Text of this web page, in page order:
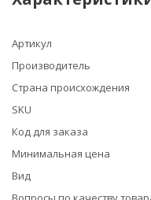
Артикул
Производитель
Страна происхождения
SKU
Код для заказа
Минимальная цена
Вид